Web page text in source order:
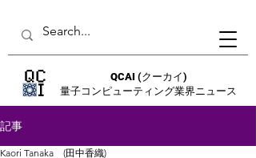
QCAI (クーカイ)
量子コンピューティング業界ニュース
記事
Kaori Tanaka (田中香織)